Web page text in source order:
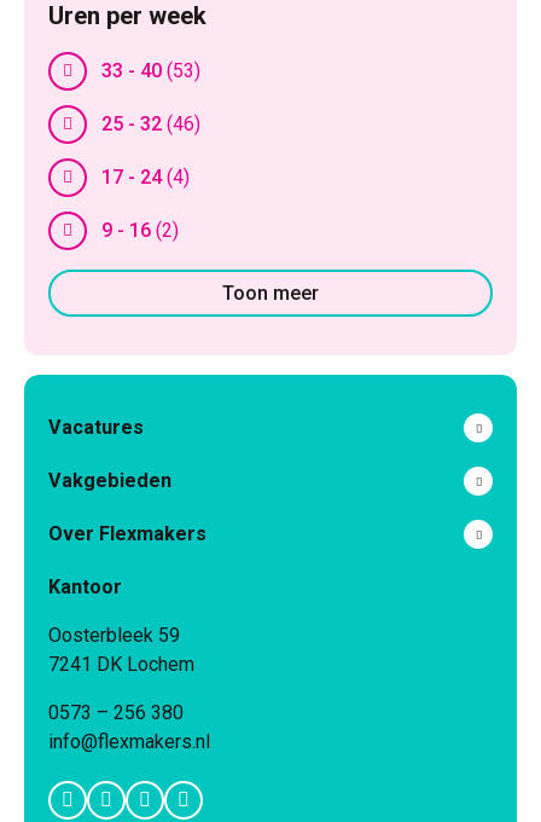
Uren per week
33 - 40 (53)
25 - 32 (46)
17 - 24 (4)
9 - 16 (2)
Toon meer
Vacatures
Vakgebieden
Over Flexmakers
Kantoor
Oosterbleek 59
7241 DK Lochem
0573 – 256 380
info@flexmakers.nl